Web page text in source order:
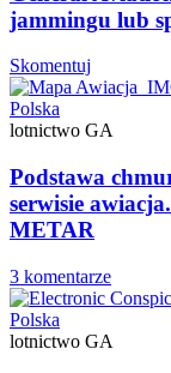
jammingu lub
Skomentuj
Polska
lotnictwo GA
Podstawa
serwisie
METAR
3 komentarze
Polska
lotnictwo GA